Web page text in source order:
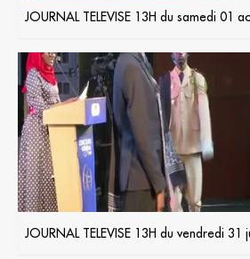
JOURNAL TELEVISE 13H du samedi 01
JOURNAL TELEVISE 13H du vendredi 31